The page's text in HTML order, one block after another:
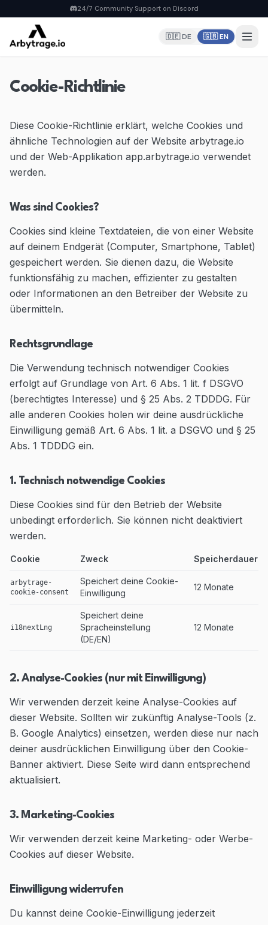
24/7 Community Support on Discord
🇩🇪 DE 🇬🇧 EN
Home
6 strategies, real-time repricing
MyDealz Discord Bot
EU deals straight to Discord
Calculate fees & profit
Pricing
Contact
Cookie-Richtlinie
Diese Cookie-Richtlinie erklärt, welche Cookies und
ähnliche Technologien auf der Website arbytrage.io
und der Web-Applikation app.arbytrage.io verwendet
werden.
Was sind Cookies?
Cookies sind kleine Textdateien, die von einer Website
auf deinem Endgerät (Computer, Smartphone, Tablet)
gespeichert werden. Sie dienen dazu, die Website
funktionsfähig zu machen, effizienter zu gestalten
oder Informationen an den Betreiber der Website zu
übermitteln.
Rechtsgrundlage
Die Verwendung technisch notwendiger Cookies
erfolgt auf Grundlage von Art. 6 Abs. 1 lit. f DSGVO
(berechtigtes Interesse) und § 25 Abs. 2 TDDDG. Für
alle anderen Cookies holen wir deine ausdrückliche
Einwilligung gemäß Art. 6 Abs. 1 lit. a DSGVO und § 25
Abs. 1 TDDDG ein.
1. Technisch notwendige Cookies
Diese Cookies sind für den Betrieb der Website
unbedingt erforderlich. Sie können nicht deaktiviert
werden.
Cookie Zweck Speicherdauer
arbytrage-
cookie-consent
Speichert deine Cookie-
Einwilligung
12 Monate
i18nextLng
Speichert deine
Spracheinstellung
(DE/EN)
12 Monate
2. Analyse-Cookies (nur mit Einwilligung)
Wir verwenden derzeit keine Analyse-Cookies auf
dieser Website. Sollten wir zukünftig Analyse-Tools (z.
B. Google Analytics) einsetzen, werden diese nur nach
deiner ausdrücklichen Einwilligung über den Cookie-
Banner aktiviert. Diese Seite wird dann entsprechend
aktualisiert.
3. Marketing-Cookies
Wir verwenden derzeit keine Marketing- oder Werbe-
Cookies auf dieser Website.
Einwilligung widerrufen
Du kannst deine Cookie-Einwilligung jederzeit